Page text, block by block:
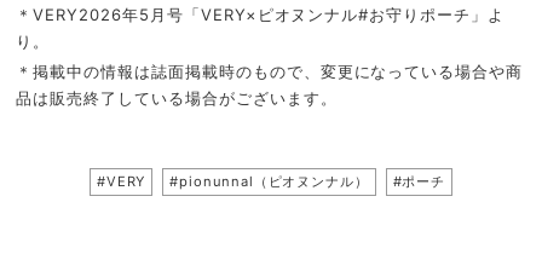
＊VERY2026年5月号「VERY×ピオヌンナル#お守りポーチ」よ
り。
＊掲載中の情報は誌面掲載時のもので、変更になっている場合や商
品は販売終了している場合がございます。
#VERY #pionunnal（ピオヌンナル） #ポーチ